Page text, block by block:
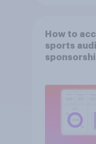
How to
sports